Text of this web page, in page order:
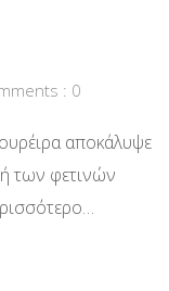
: 0
αποκάλυψε
των φετινών